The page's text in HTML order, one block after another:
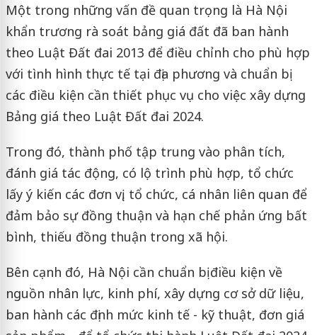
Một trong những vấn đề quan trọng là Hà Nội
khẩn trương rà soát bảng giá đất đã ban hành
theo Luật Đất đai 2013 để điều chỉnh cho phù hợp
với tình hình thực tế tại địa phương và chuẩn bị
các điều kiện cần thiết phục vụ cho việc xây dựng
Bảng giá theo Luật Đất đai 2024.
Trong đó, thành phố tập trung vào phân tích,
đánh giá tác động, có lộ trình phù hợp, tổ chức
lấy ý kiến các đơn vị, tổ chức, cá nhân liên quan để
đảm bảo sự đồng thuận và hạn chế phản ứng bất
bình, thiếu đồng thuận trong xã hội.
Bên cạnh đó, Hà Nội cần chuẩn bị điều kiện về
nguồn nhân lực, kinh phí, xây dựng cơ sở dữ liệu,
ban hành các định mức kinh tế - kỹ thuật, đơn giá